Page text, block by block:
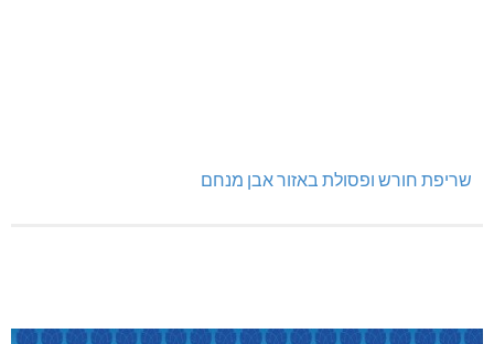
שריפת חורש ופסולת באזור אבן מנחם